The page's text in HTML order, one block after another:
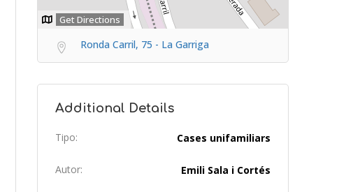
Get Directions
Ronda Carril, 75 - La Garriga
Additional Details
Tipo: Cases unifamiliars
Autor: Emili Sala i Cortés